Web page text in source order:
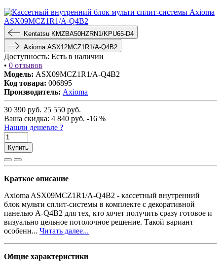
Kentatsu KMZBA50HZRN1/KPU65-D4
Axioma ASX12MCZ1R1/A-Q4B2
Доступность: Есть в наличии
• 0 отзывов
Модель: ASX09MCZ1R1/A-Q4B2
Код товара: 006895
Производитель: Axioma
30 390 руб. 25 550 руб.
Ваша cкидка: 4 840 руб. -16 %
Нашли дешевле ?
Купить
Краткое описание
Axioma ASX09MCZ1R1/A-Q4B2 - кассетный внутренний
блок мульти сплит-системы в комплекте с декоративной
панелью A-Q4B2 для тех, кто хочет получить сразу готовое и
визуально цельное потолочное решение. Такой вариант
особенн... Читать далее...
Общие характеристики